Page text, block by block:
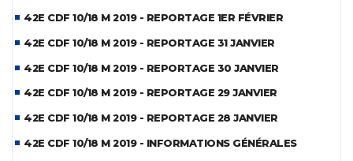
42E CDF 10/18 M 2019 - REPORTAGE 1ER FÉVRIER
42E CDF 10/18 M 2019 - REPORTAGE 31 JANVIER
42E CDF 10/18 M 2019 - REPORTAGE 30 JANVIER
42E CDF 10/18 M 2019 - REPORTAGE 29 JANVIER
42E CDF 10/18 M 2019 - REPORTAGE 28 JANVIER
42E CDF 10/18 M 2019 - INFORMATIONS GÉNÉRALES